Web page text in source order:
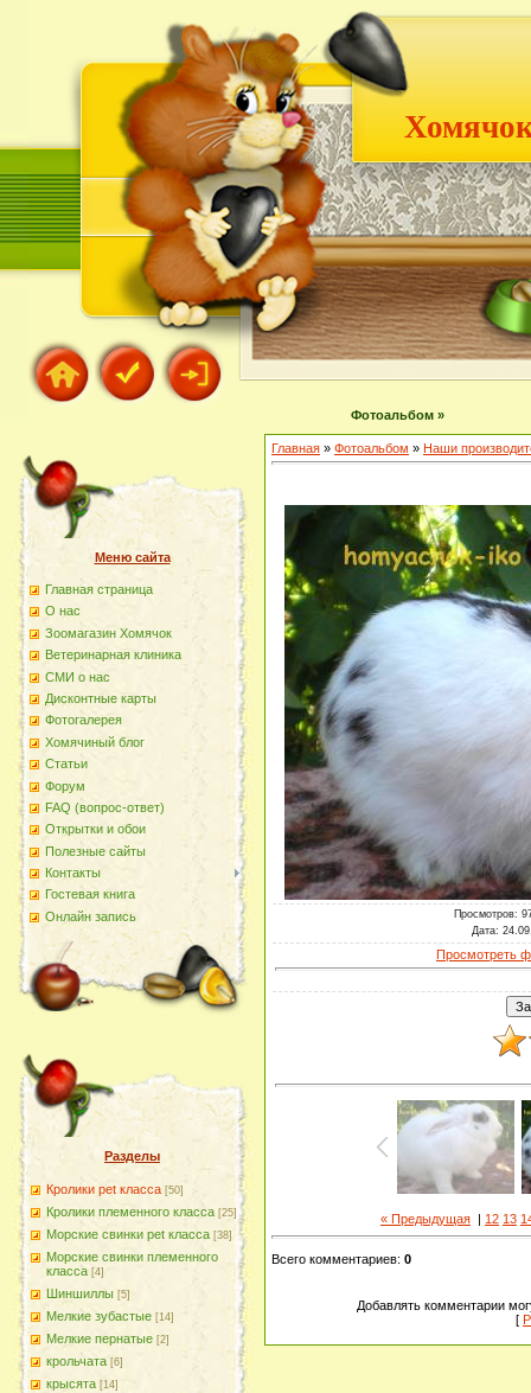
Фотоальбом »
Меню сайта
Главная страница
О наc
Зоомагазин Хомячок
Ветеринарная клиника
СМИ о нас
Дисконтные карты
Фотогалерея
Хомячиный блог
Статьи
Форум
FAQ (вопрос-ответ)
Открытки и обои
Полезные сайты
Контакты
Гостевая книга
Онлайн запись
Разделы
Кролики pet класса [50]
Кролики племенного класса [25]
Морские свинки pet класса [38]
Морские свинки племенного
класса [4]
Шиншиллы [5]
Мелкие зубастые [14]
Мелкие пернатые [2]
крольчата [6]
крысята [14]
Главная » Фотоальбом » Наши
Просмотров:
Дата:
Просмотреть
« Предыдущая | 12 13
Всего комментариев: 0
Добавлять комментарии
[